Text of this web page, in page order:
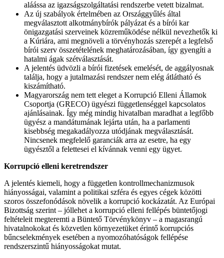
aláássa az igazságszolgáltatási rendszerbe vetett bizalmat.
Az új szabályok értelmében az Országgyűlés által
megválasztott alkotmánybírók pályázat és a bírói kar
önigazgatási szerveinek közreműködése nélkül nevezhetők ki
a Kúriára, ami megnöveli a törvényhozás szerepét a legfelső
bírói szerv összetételének meghatározásában, így gyengíti a
hatalmi ágak szétválasztását.
A jelentés üdvözli a bírói fizetések emelését, de aggályosnak
találja, hogy a jutalmazási rendszer nem elég átlátható és
kiszámítható.
Magyarország nem tett eleget a Korrupció Elleni Államok
Csoportja (GRECO) ügyészi függetlenséggel kapcsolatos
ajánlásainak. Így még mindig hivatalban maradhat a legfőbb
ügyész a mandátumának lejárta után, ha a parlamenti
kisebbség megakadályozza utódjának megválasztását.
Nincsenek megfelelő garanciák arra az esetre, ha egy
ügyésztől a felettesei el kívánnak venni egy ügyet.
Korrupció elleni keretrendszer
A jelentés kiemeli, hogy a független kontrollmechanizmusok
hiányosságai, valamint a politikai szféra és egyes cégek közötti
szoros összefonódások növelik a korrupció kockázatát. Az Európai
Bizottság szerint – jóllehet a korrupció elleni fellépés büntetőjogi
feltételeit megteremti a Büntető Törvénykönyv – a magasrangú
hivatalnokokat és közvetlen környezetüket érintő korrupciós
bűncselekmények esetében a nyomozóhatóságok fellépése
rendszerszintű hiányosságokat mutat.